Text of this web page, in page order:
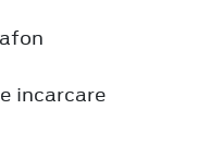
incarcare